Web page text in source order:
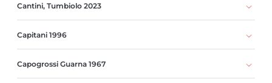
Cantini, Tumbiolo 2023
Capitani 1996
Capogrossi Guarna 1967